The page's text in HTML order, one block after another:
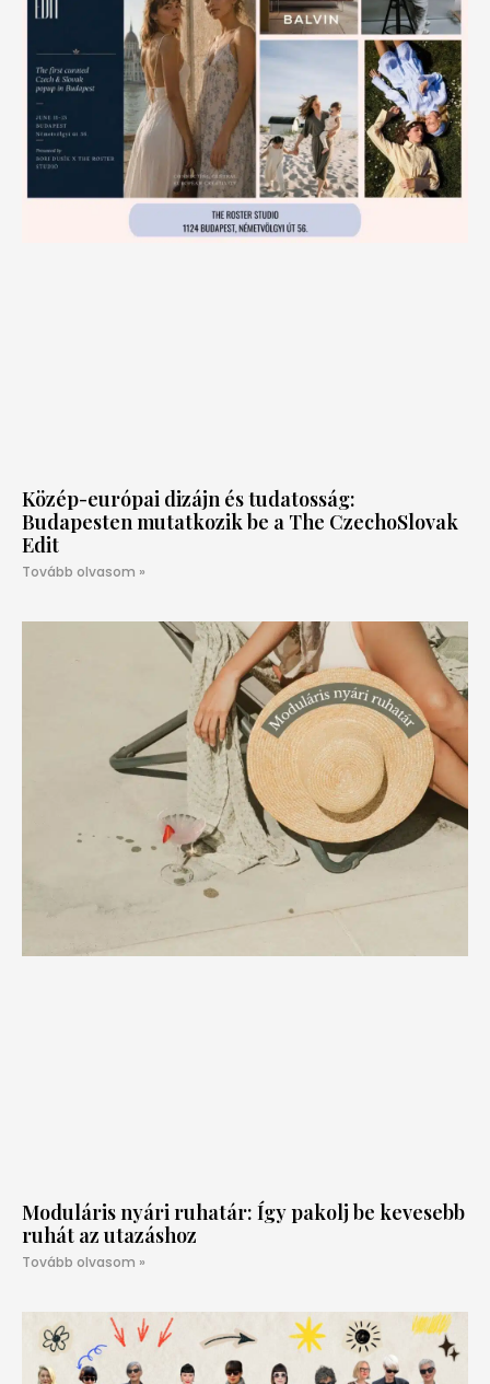
Közép-európai dizájn és tudatosság:
Budapesten mutatkozik be a The CzechoSlovak
Edit
Tovább olvasom »
Moduláris nyári ruhatár: Így pakolj be kevesebb
ruhát az utazáshoz
Tovább olvasom »